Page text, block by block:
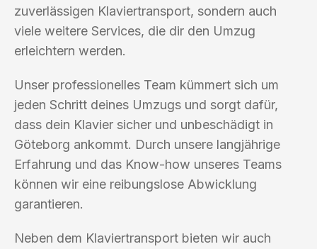
zuverlässigen Klaviertransport, sondern auch
viele weitere Services, die dir den Umzug
erleichtern werden.
Unser professionelles Team kümmert sich um
jeden Schritt deines Umzugs und sorgt dafür,
dass dein Klavier sicher und unbeschädigt in
Göteborg ankommt. Durch unsere langjährige
Erfahrung und das Know-how unseres Teams
können wir eine reibungslose Abwicklung
garantieren.
Neben dem Klaviertransport bieten wir auch